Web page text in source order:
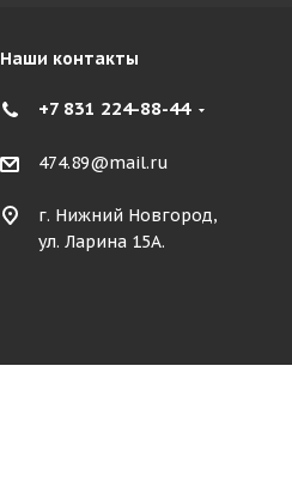
Наши контакты
+7 831 224-88-44
474.89@mail.ru
г. Нижний Новгород,
ул. Ларина 15А.